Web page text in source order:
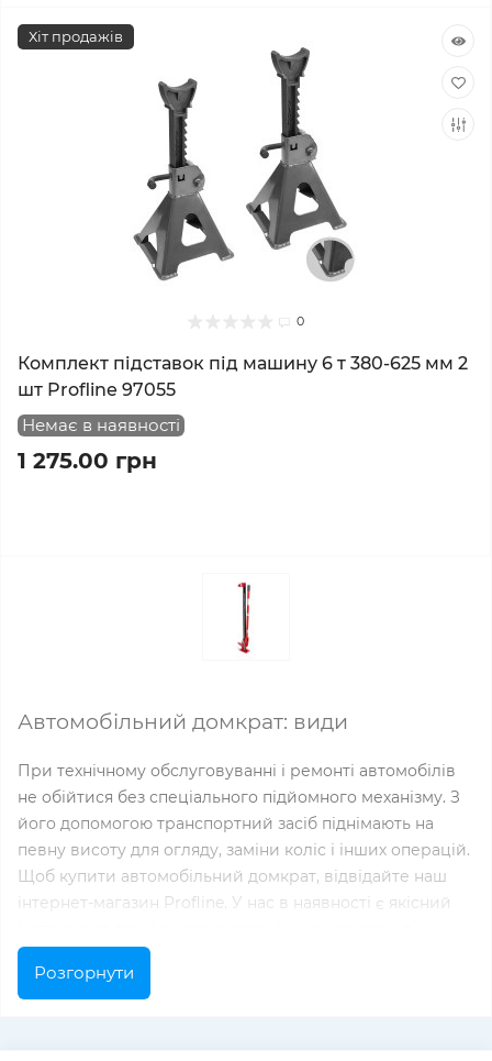
Хіт продажів
0
Комплект підставок під машину 6 т 380-625 мм 2
шт Profline 97055
Немає в наявності
1 275.00 грн
Автомобільний домкрат: види
При технічному обслуговуванні і ремонті автомобілів
не обійтися без спеціального підйомного механізму. З
його допомогою транспортний засіб піднімають на
певну висоту для огляду, заміни коліс і інших операцій.
Щоб купити автомобільний домкрат, відвідайте наш
інтернет-магазин Profline. У нас в наявності є якісний
каталозі.
Розгорнути